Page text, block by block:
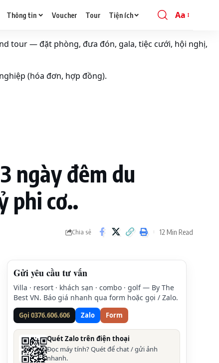
Thông tin Voucher Tour Tiện ích
Font
Aa
tour — đặt phòng, đưa đón, gala, tiệc cưới, hội nghị,
(hóa đơn, hợp đồng).
ngày đêm du
phi cơ..
Chia sẻ 12 Min Read
Gửi yêu cầu tư vấn
Villa · resort · khách sạn · combo · golf — By The
Best VN. Báo giá nhanh qua form hoặc gọi / Zalo.
Gọi 0376.606.606 Zalo Form
Quét Zalo trên điện thoại
Đọc máy tính? Quét để chat / gửi ảnh
nhanh.